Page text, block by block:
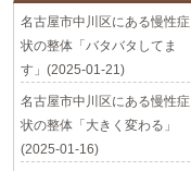
名古屋市中川区にある慢性症
状の整体「バタバタしてま
す」(2025-01-21)
名古屋市中川区にある慢性症
状の整体「大きく変わる」
(2025-01-16)